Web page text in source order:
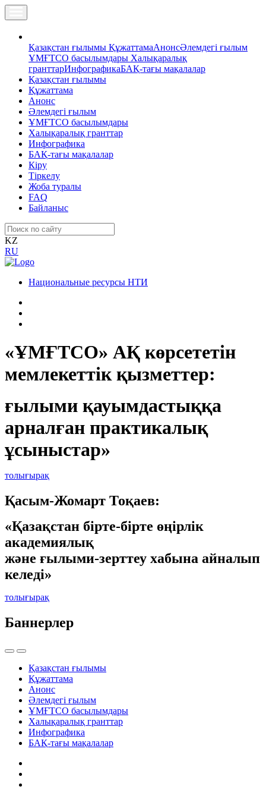
Қазақстан ғылымы ҚұжаттамаАнонсӘлемдегі ғылым
ҰМҒТСО басылымдары Халықаралық
гранттарИнфографикаБАҚ-тағы мақалалар
Қазақстан ғылымы
Құжаттама
Анонс
Әлемдегі ғылым
ҰМҒТСО басылымдары
Халықаралық гранттар
Инфографика
БАҚ-тағы мақалалар
Кіру
Тіркелу
Жоба туралы
FAQ
Байланыс
KZ
RU
Национальные ресурсы НТИ
«ҰМҒТСО» АҚ көрсететін
мемлекеттік қызметтер:
ғылыми қауымдастыққа
арналған практикалық
ұсыныстар»
толығырақ
Қасым-Жомарт Тоқаев:
«Қазақстан бірте-бірте өңірлік
академиялық
және ғылыми-зерттеу хабына айналып
келеді»
толығырақ
Баннерлер
Қазақстан ғылымы
Құжаттама
Анонс
Әлемдегі ғылым
ҰМҒТСО басылымдары
Халықаралық гранттар
Инфографика
БАҚ-тағы мақалалар